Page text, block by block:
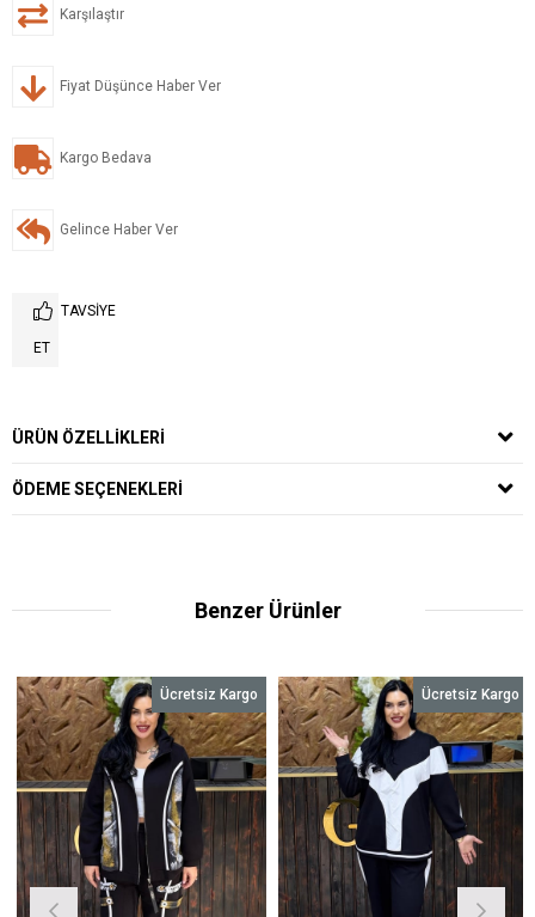
Karşılaştır
Fiyat Düşünce Haber Ver
Kargo Bedava
Gelince Haber Ver
TAVSIYE
ET
ÜRÜN ÖZELLIKLERI
ÖDEME SEÇENEKLERI
Benzer Ürünler
Ücretsiz Kargo Ücretsiz Kargo